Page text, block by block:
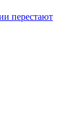
перестают